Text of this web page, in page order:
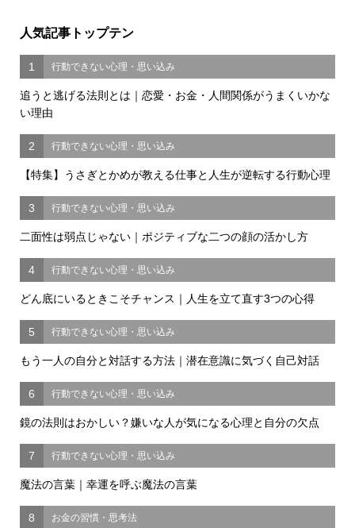
人気記事トップテン
1 行動できない心理・思い込み
追うと逃げる法則とは｜恋愛・お金・人間関係がうまくいかな
い理由
2 行動できない心理・思い込み
【特集】うさぎとかめが教える仕事と人生が逆転する行動心理
3 行動できない心理・思い込み
二面性は弱点じゃない｜ポジティブな二つの顔の活かし方
4 行動できない心理・思い込み
どん底にいるときこそチャンス｜人生を立て直す3つの心得
5 行動できない心理・思い込み
もう一人の自分と対話する方法｜潜在意識に気づく自己対話
6 行動できない心理・思い込み
鏡の法則はおかしい？嫌いな人が気になる心理と自分の欠点
7 行動できない心理・思い込み
魔法の言葉｜幸運を呼ぶ魔法の言葉
8 お金の習慣・思考法